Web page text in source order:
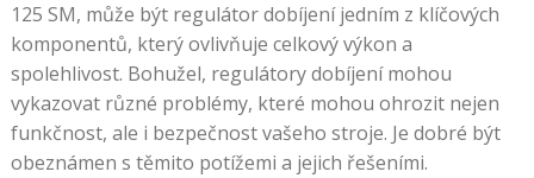
125 SM, může být regulátor dobíjení jedním z klíčových
komponentů, který ovlivňuje celkový výkon a
spolehlivost. Bohužel, regulátory dobíjení mohou
vykazovat různé problémy, které mohou ohrozit nejen
funkčnost, ale i bezpečnost vašeho stroje. Je dobré být
obeznámen s těmito potížemi a jejich řešeními.